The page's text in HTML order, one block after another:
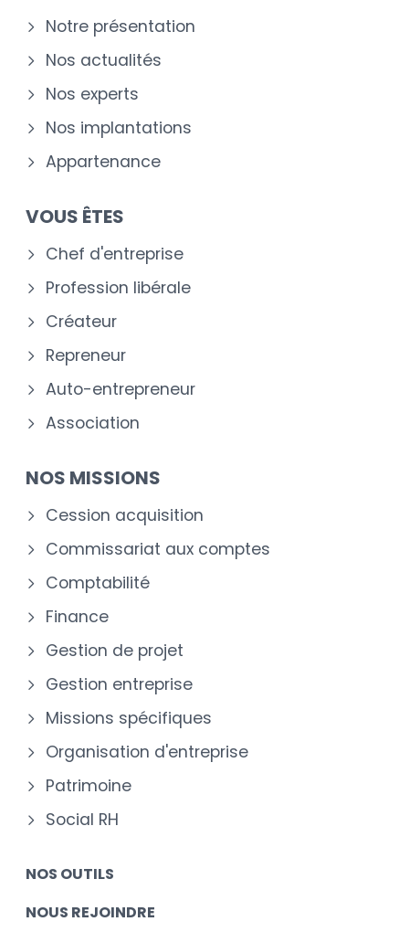
Notre présentation
Nos actualités
Nos experts
Nos implantations
Appartenance
VOUS ÊTES
Chef d'entreprise
Profession libérale
Créateur
Repreneur
Auto-entrepreneur
Association
NOS MISSIONS
Cession acquisition
Commissariat aux comptes
Comptabilité
Finance
Gestion de projet
Gestion entreprise
Missions spécifiques
Organisation d'entreprise
Patrimoine
Social RH
NOS OUTILS
NOUS REJOINDRE